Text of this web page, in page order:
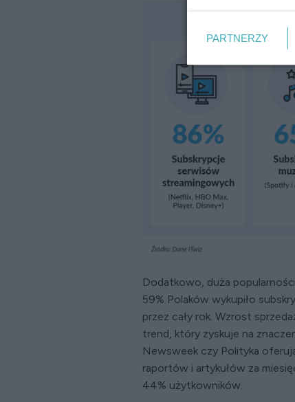
Dodatkowo, duża
59% Polaków wykupiło
przez cały rok. Wzrost
trend, który zyskuje na
Newsweek czy Polityka
raportów i artykułów za
44% użytkowników.
PARTNERZY